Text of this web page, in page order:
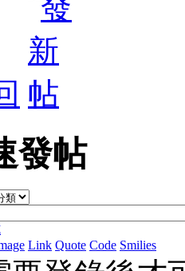
發帖
Link Quote Code Smilies